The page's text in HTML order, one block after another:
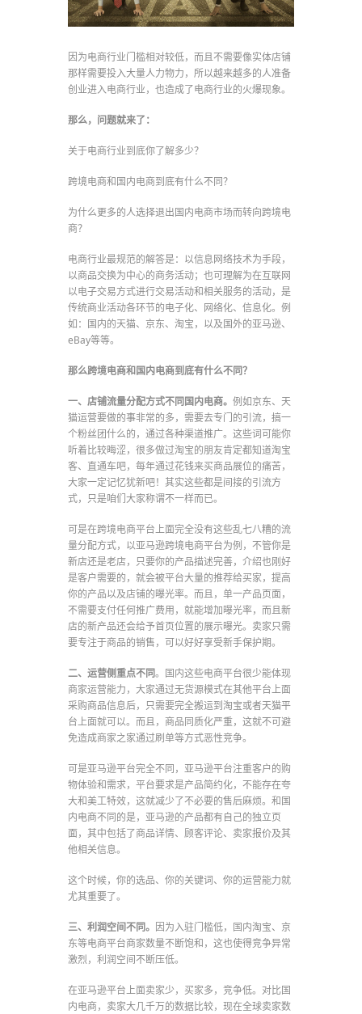
因为电商行业门槛相对较低，而且不需要像实体店铺
那样需要投入大量人力物力，所以越来越多的人准备
创业进入电商行业，也造成了电商行业的火爆现象。
那么，问题就来了：
关于电商行业到底你了解多少？
跨境电商和国内电商到底有什么不同？
为什么更多的人选择退出国内电商市场而转向跨境电
商？
电商行业最规范的解答是：以信息网络技术为手段，
以商品交换为中心的商务活动；也可理解为在互联网
以电子交易方式进行交易活动和相关服务的活动，是
传统商业活动各环节的电子化、网络化、信息化。例
如：国内的天猫、京东、淘宝，以及国外的亚马逊、
eBay等等。
那么跨境电商和国内电商到底有什么不同？
一、店铺流量分配方式不同国内电商。 例如京东、天
猫运营要做的事非常的多，需要去专门的引流，搞一
个粉丝团什么的，通过各种渠道推广。这些词可能你
听着比较晦涩，很多做过淘宝的朋友肯定都知道淘宝
客、直通车吧，每年通过花钱来买商品展位的痛苦，
大家一定记忆犹新吧！其实这些都是间接的引流方
式，只是咱们大家称谓不一样而已。
可是在跨境电商平台上面完全没有这些乱七八糟的流
量分配方式，以亚马逊跨境电商平台为例，不管你是
新店还是老店，只要你的产品描述完善，介绍也刚好
是客户需要的，就会被平台大量的推荐给买家，提高
你的产品以及店铺的曝光率。而且，单一产品页面，
不需要支付任何推广费用，就能增加曝光率，而且新
店的新产品还会给予首页位置的展示曝光。卖家只需
要专注于商品的销售，可以好好享受新手保护期。
二、运营侧重点不同。国内这些电商平台很少能体现
商家运营能力，大家通过无货源模式在其他平台上面
采购商品信息后，只需要完全搬运到淘宝或者天猫平
台上面就可以。而且，商品同质化严重，这就不可避
免造成商家之家通过刷单等方式恶性竞争。
可是亚马逊平台完全不同，亚马逊平台注重客户的购
物体验和需求，平台要求是产品简约化，不能存在夸
大和美工特效，这就减少了不必要的售后麻烦。和国
内电商不同的是，亚马逊的产品都有自己的独立页
面，其中包括了商品详情、顾客评论、卖家报价及其
他相关信息。
这个时候，你的选品、你的关键词、你的运营能力就
尤其重要了。
三、利润空间不同。 因为入驻门槛低，国内淘宝、京
东等电商平台商家数量不断饱和，这也使得竞争异常
激烈，利润空间不断压低。
在亚马逊平台上面卖家少，买家多，竞争低。对比国
内电商，卖家大几千万的数据比较，现在全球卖家数